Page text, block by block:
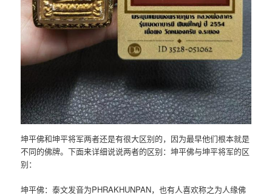
坤平佛和坤平将军两者还是有很大区别的，因为最早他们根本就是
不同的佛牌。下面来详细说说两者的区别：坤平佛与坤平将军的区
别：
坤平佛：泰文发音为PHRAKHUNPAN，也有人喜欢称之为人缘佛